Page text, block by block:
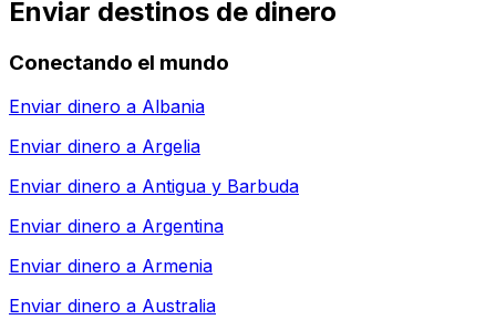
Enviar destinos de dinero
Conectando el mundo
Enviar dinero a Albania
Enviar dinero a Argelia
Enviar dinero a Antigua y Barbuda
Enviar dinero a Argentina
Enviar dinero a Armenia
Enviar dinero a Australia